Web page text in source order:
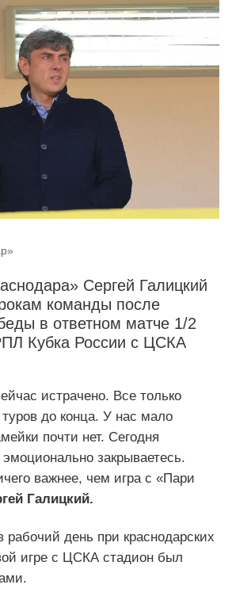
Сергей Галицкий
команды после
в ответном матче 1/2
Кубка России с ЦСКА
истрачено. Все только
до конца. У нас мало
почти нет. Сегодня
закрываетесь.
важнее, чем игра с «Пари
Галицкий.
день при краснодарских
игре с ЦСКА стадион был